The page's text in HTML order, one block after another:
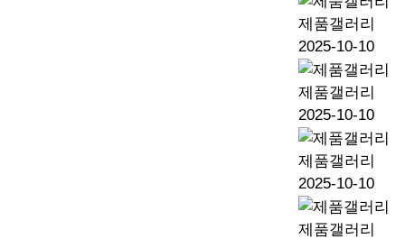
제품갤러리
2025-10-10
제품갤러리
2025-10-10
제품갤러리
2025-10-10
제품갤러리